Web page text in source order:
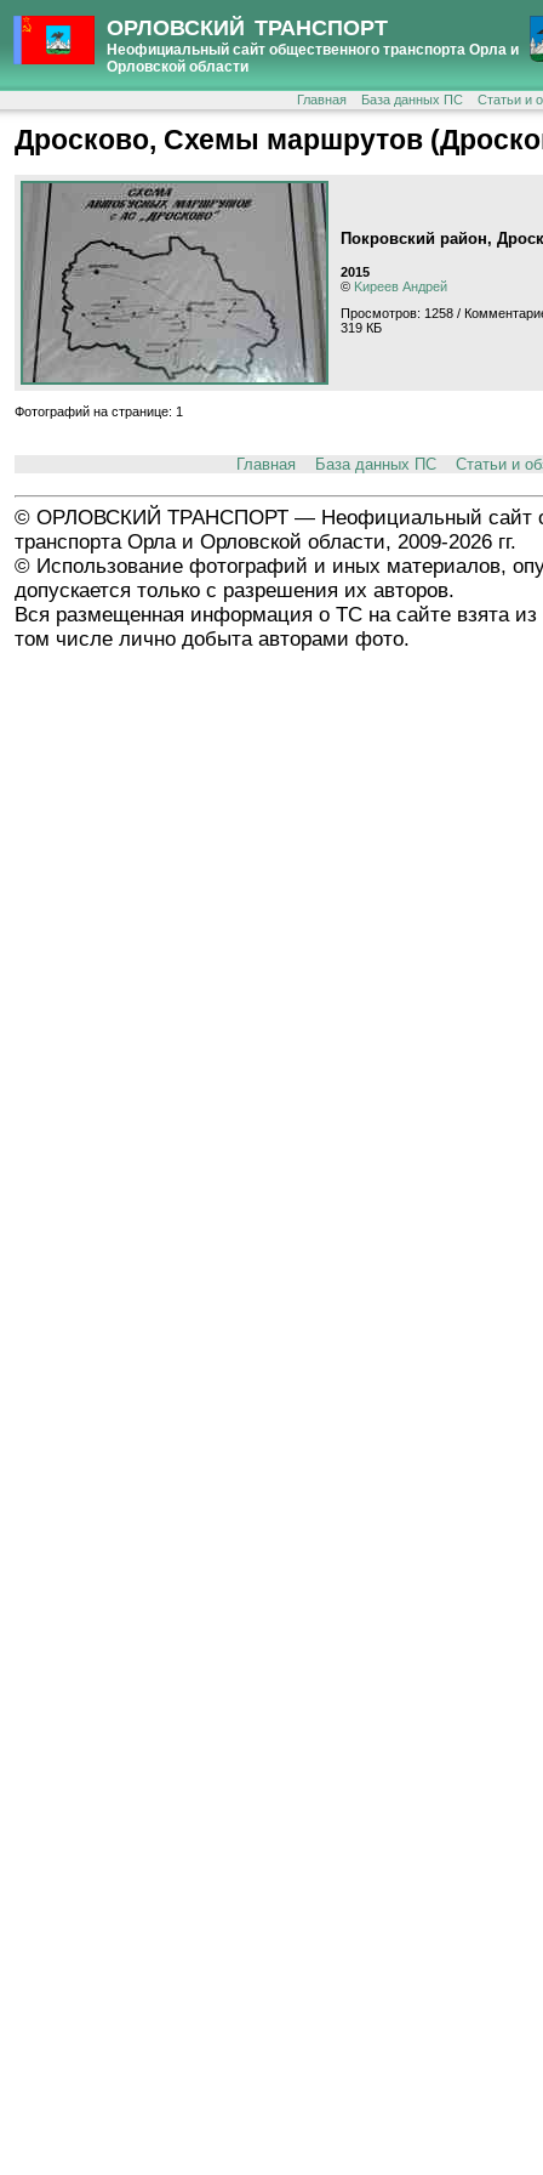
ОРЛОВСКИЙ ТРАНСПОРТ
Неофициальный сайт общественного транспорта Орла и
Орловской области
Главная База данных ПС Статьи и
Дросково, Схемы маршрутов
Покровский район,
2015
© Kиpeeв Aндpeй
Просмотров: 1258 /
319 КБ
Фотографий на странице: 1
Главная База данных ПС Статьи и
© ОРЛОВСКИЙ ТРАНСПОРТ — Неофициальный сайт
транспорта Орла и Орловской области, 2009-2026 гг.
© Использование фотографий и иных материалов,
допускается только с разрешения их авторов.
Вся размещенная информация о ТС на сайте взята из
том числе лично добыта авторами фото.